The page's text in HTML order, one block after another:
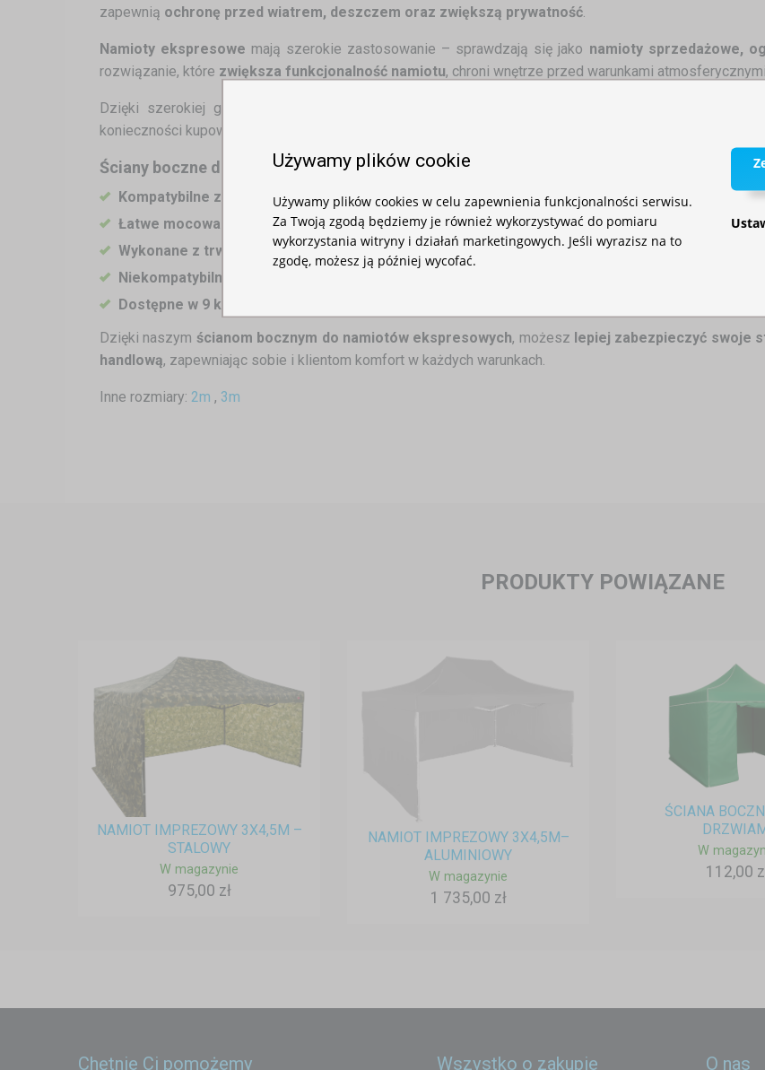
zapewnią ochronę przed wiatrem, deszczem oraz zwiększą prywatność.
Namioty ekspresowe mają szerokie zastosowanie – sprawdzają się jako namioty sprzedażowe,
rozwiązanie, które zwiększa funkcjonalność namiotu, chroni wnętrze przed warunkami
Dzięki szerokiej gamie
konieczności kupowania nowej konstrukcji.
Ściany boczne do namiotu 4,5 m – cechy produktu:
Kompatybilne z namiotami nożycowymi o wymiarach 4,5 m
Łatwe mocowanie do konstrukcji nośnej namiotu– szybki montaż i demontaż
Wykonane z trwałego materiału 210D Oxford– odporne na wodę
Niekompatybilne z namiotami o konstrukcji sześciokątnej
Dostępne w 9 kolorach
Dzięki naszym ścianom bocznym do namiotów ekspresowych, możesz lepiej zabezpieczyć swoje
handlową, zapewniając sobie i klientom komfort w każdych warunkach.
Inne rozmiary: 2m , 3m
PRODUKTY POWIĄZANE
NAMIOT IMPREZOWY 3X4,5M –
STALOWY
W magazynie
975,00 zł
NAMIOT IMPREZOWY 3X4,5M–
ALUMINIOWY
W magazynie
1 735,00 zł
ŚCIANA
W
112,00
Chętnie Ci pomożemy Wszystko o zakupie O nas
Używamy plików cookie
Używamy plików cookies w celu zapewnienia funkcjonalności serwisu.
Za Twoją zgodą będziemy je również wykorzystywać do pomiaru
wykorzystania witryny i działań marketingowych. Jeśli wyrazisz na to
zgodę, możesz ją później wycofać.